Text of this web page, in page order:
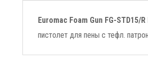
Euromac Foam Gun FG-STD15/R
пистолет для пены с тефл.